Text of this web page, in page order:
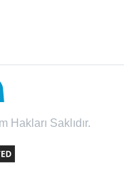
Saklıdır.